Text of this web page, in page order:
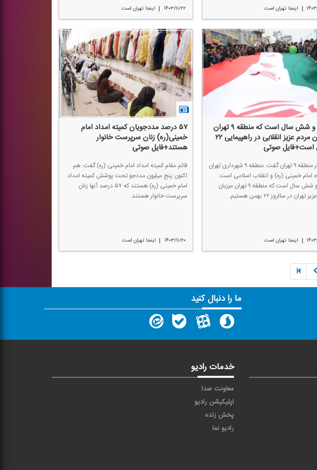
۲۲ | اینجا تهران است ۱۴۰۳/۱۱/۲۲ | اینجا تهران است
چهل و شش سال است كه منطقه ۹ تهران
میزبان مردم عزیز انقلابی در راهپیمایی ۲۲
است+فایل صوتی
شهردار منطقه ۹ تهران گفت: منطقه ۹ شهرداری تهران
امام خمینی (ره) و انقلاب اسلامی است.
چهل و شش سال است كه منطقه ۹ تهران میزبان
در سالروز ۲۲ بهمن هستیم.
۲۲ | اینجا تهران است
۵۷ درصد مددجویان كمیته امداد امام
خمینی(ره) زنان سرپرست خانوار
هستند+فایل صوتی
قائم مقام كمیته امداد امام خمینی (ره) گفت: هم
اكنون پنج میلیون مددجو تحت پوشش كمیته امداد
امام خمینی (ره) هستند كه ۵۷ درصد آنها زنان
سرپرست خانوار هستند.
۱۴۰۳/۱۱/۲۰ | اینجا تهران است
ما را دنبال کنید
خدمات رادیو
معاونت صدا
اپلیکیشن رادیو
پخش زنده
رادیو نما